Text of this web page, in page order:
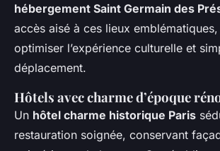
hébergement Saint Germain des
accès aisé à ces lieux
optimiser l’expérience culturelle et
déplacement.
Hôtels avec charme d’époque
Un hôtel charme historique Paris
restauration soignée, conservant